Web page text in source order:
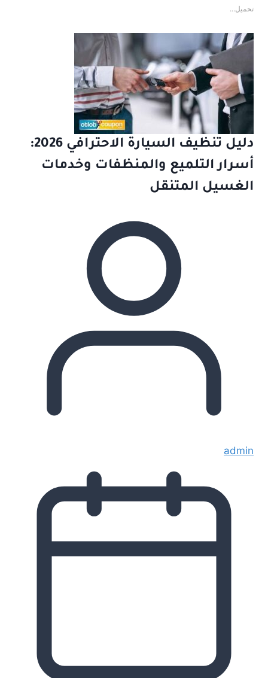
تحميل...
دليل تنظيف السيارة الاحترافي 2026:
أسرار التلميع والمنظفات وخدمات
الغسيل المتنقل
admin